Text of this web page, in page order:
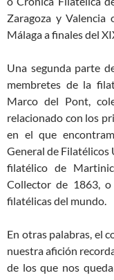
Zaragoza y Valencia
Málaga a finales del
Una segunda parte
membretes de la
Marco del Pont,
relacionado con los
en el que
General de
filatélico de
Collector de 1863,
filatélicas del mundo.
En otras palabras, el
nuestra afición
de los que nos